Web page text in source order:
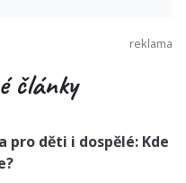
články
pro děti i dospělé: Kde